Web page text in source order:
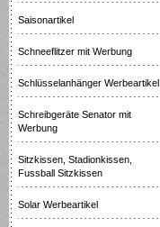
Saisonartikel
Schneeflitzer mit Werbung
Schlüsselanhänger Werbeartikel
Schreibgeräte Senator mit
Werbung
Sitzkissen, Stadionkissen,
Fussball Sitzkissen
Solar Werbeartikel